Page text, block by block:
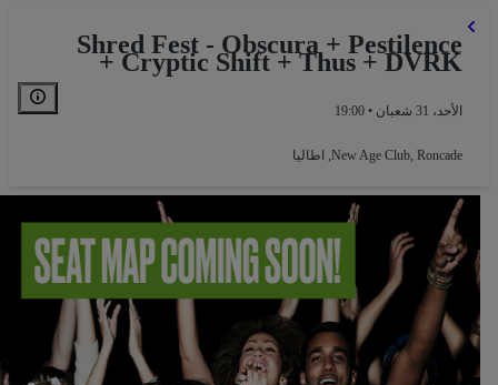
Shred Fest - Obscura + Pestilence
+ Cryptic Shift + Thus + DVRK
الأحد، 31 شعبان • 19:00
New Age Club,Roncade, اطاليا